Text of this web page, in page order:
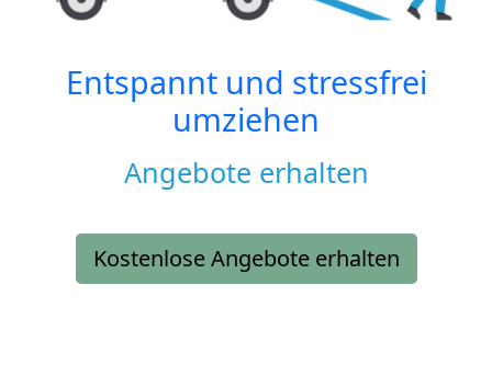
Entspannt und stressfrei
umziehen
Angebote erhalten
Kostenlose Angebote erhalten